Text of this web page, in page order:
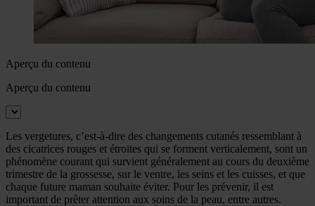
Aperçu du contenu
Aperçu du contenu
Les vergetures, c’est-à-dire des changements cutanés ressemblant à
des cicatrices rouges et étroites qui se forment verticalement, sont un
phénomène courant qui survient généralement au cours du deuxième
trimestre de la grossesse, sur le ventre, les seins et les cuisses, et que
chaque future maman souhaite éviter. Pour les prévenir, il est
important de prêter attention aux soins de la peau, entre autres.